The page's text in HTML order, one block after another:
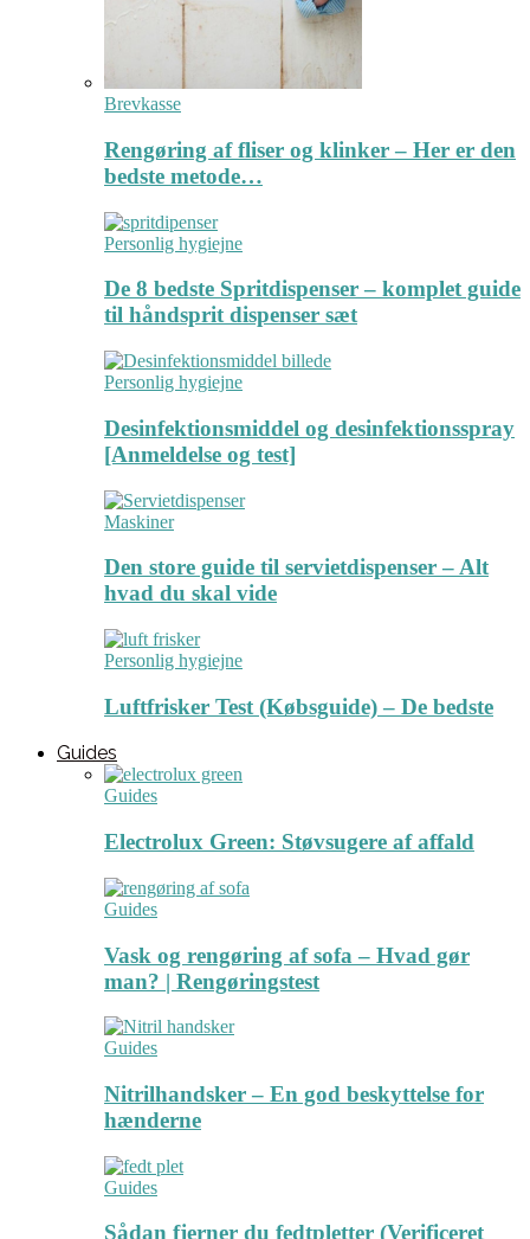
Brevkasse
Rengøring af fliser og klinker – Her er den
bedste metode…
Personlig hygiejne
De 8 bedste Spritdispenser – komplet guide
til håndsprit dispenser sæt
Personlig hygiejne
Desinfektionsmiddel og desinfektionsspray
[Anmeldelse og test]
Maskiner
Den store guide til servietdispenser – Alt
hvad du skal vide
Personlig hygiejne
Luftfrisker Test (Købsguide) – De bedste
Guides
Guides
Electrolux Green: Støvsugere af affald
Guides
Vask og rengøring af sofa – Hvad gør
man? | Rengøringstest
Guides
Nitrilhandsker – En god beskyttelse for
hænderne
Guides
Sådan fjerner du fedtpletter (Verificeret